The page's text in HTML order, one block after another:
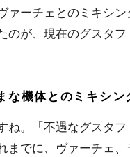
ーチェとのミキシ
のが、現在のグスタ
機体とのミキシン
ね。「不遇なグスタ
までに、ヴァーチェ